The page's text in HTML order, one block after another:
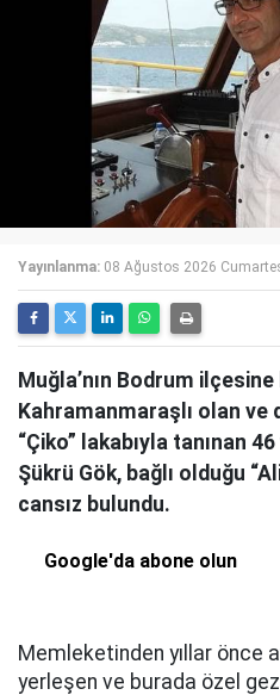
Yayınlanma: 08 Ağustos 2026
Muğla’nın Bodrum
Kahramanmaraşlı olan
“Çiko” lakabıyla tanınan
Şükrü Gök, bağlı olduğu
cansız bulundu.
Google'da abone olun
Memleketinden yıllar önce
yerleşen ve burada özel